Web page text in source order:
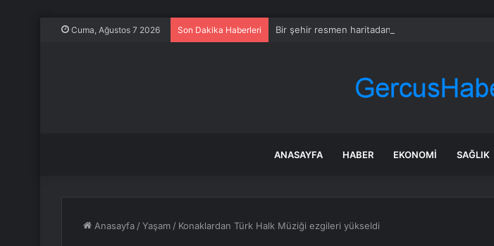
Cuma, Ağustos 7 2026 Son Dakika Haberleri Bir şehir resmen haritadan silindi: Halk tahliye
ANASAYFA HABER EKONOMI SAĞLIK
Anasayfa /Yaşam / Konaklardan Türk Halk Müziği ezgileri yükseldi